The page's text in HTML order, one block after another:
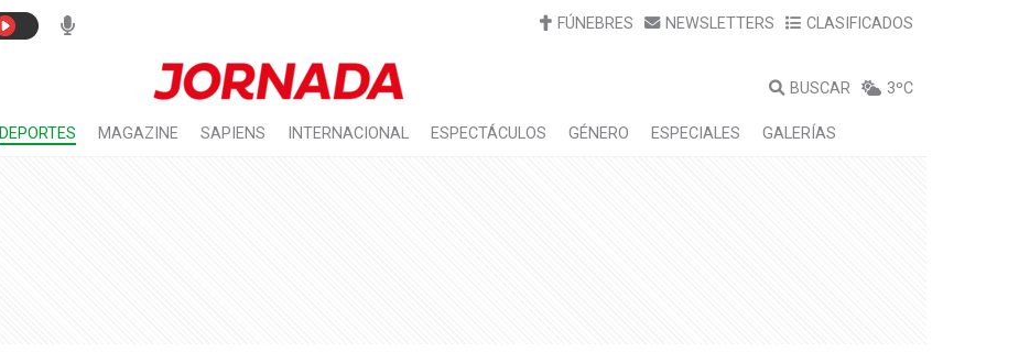
FÚNEBRES NEWSLETTERS CLASIFICADOS
BUSCAR 3ºC
DEPORTES MAGAZINE SAPIENS INTERNACIONAL ESPECTÁCULOS GÉNERO ESPECIALES GALERÍAS